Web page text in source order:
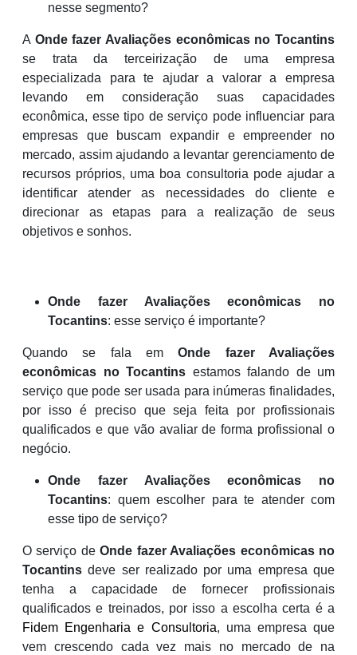
nesse segmento?
A Onde fazer Avaliações econômicas no Tocantins
se trata da terceirização de uma empresa
especializada para te ajudar a valorar a empresa
levando em consideração suas capacidades
econômica, esse tipo de serviço pode influenciar para
empresas que buscam expandir e empreender no
mercado, assim ajudando a levantar gerenciamento de
recursos próprios, uma boa consultoria pode ajudar a
identificar atender as necessidades do cliente e
direcionar as etapas para a realização de seus
objetivos e sonhos.
Onde fazer Avaliações econômicas no
Tocantins: esse serviço é importante?
Quando se fala emOnde fazer Avaliações
econômicas no Tocantins estamos falando de um
serviço que pode ser usada para inúmeras finalidades,
por isso é preciso que seja feita por profissionais
qualificados e que vão avaliar de forma profissional o
negócio.
Onde fazer Avaliações econômicas no
Tocantins: quem escolher para te atender com
esse tipo de serviço?
O serviço deOnde fazer Avaliações econômicas no
Tocantins deve ser realizado por uma empresa que
tenha a capacidade de fornecer profissionais
qualificados e treinados, por isso a escolha certa é a
Fidem Engenharia e Consultoria, uma empresa que
vem crescendo cada vez mais no mercado de na